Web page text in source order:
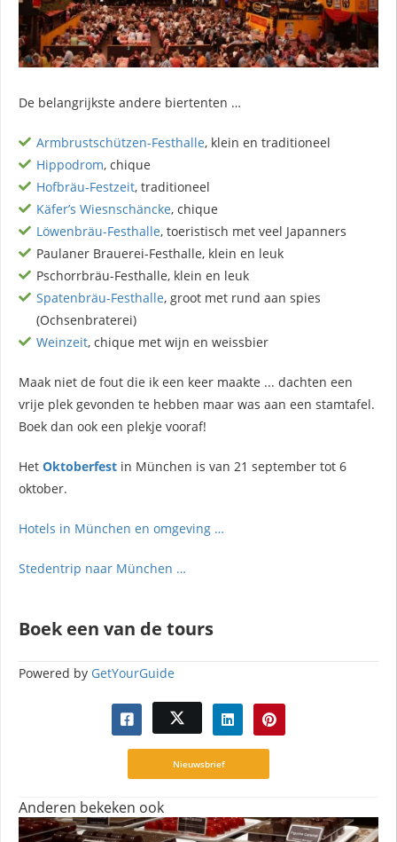
De belangrijkste andere biertenten …
Armbrustschützen-Festhalle, klein en traditioneel
Hippodrom, chique
Hofbräu-Festzeit, traditioneel
Käfer’s Wiesnschäncke, chique
Löwenbräu-Festhalle, toeristisch met veel Japanners
Paulaner Brauerei-Festhalle, klein en leuk
Pschorrbräu-Festhalle, klein en leuk
Spatenbräu-Festhalle, groot met rund aan spies
(Ochsenbraterei)
Weinzeit, chique met wijn en weissbier
Maak niet de fout die ik een keer maakte ... dachten een
vrije plek gevonden te hebben maar was aan een stamtafel.
Boek dan ook een plekje vooraf!
Het Oktoberfest in München is van 21 september tot 6
oktober.
Hotels in München en omgeving …
Stedentrip naar München …
Boek een van de tours
Powered by GetYourGuide
Nieuwsbrief
Anderen bekeken ook